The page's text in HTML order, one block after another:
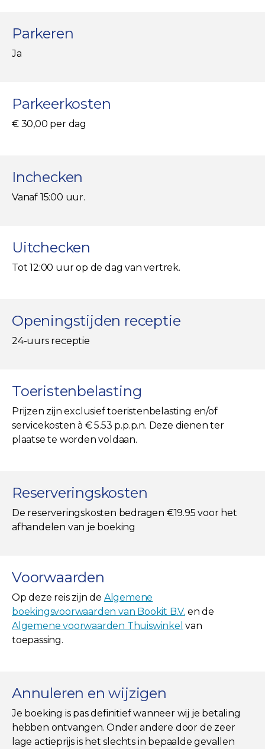
Parkeren
Ja
Parkeerkosten
€ 30,00 per dag
Inchecken
Vanaf 15:00 uur.
Uitchecken
Tot 12:00 uur op de dag van vertrek.
Openingstijden receptie
24-uurs receptie
Toeristenbelasting
Prijzen zijn exclusief toeristenbelasting en/of
servicekosten à € 5.53 p.p.p.n. Deze dienen ter
plaatse te worden voldaan.
Reserveringskosten
De reserveringskosten bedragen €19.95 voor het
afhandelen van je boeking
Voorwaarden
Op deze reis zijn de Algemene
boekingsvoorwaarden van Bookit B.V. en de
Algemene voorwaarden Thuiswinkel van
toepassing.
Annuleren en wijzigen
Je boeking is pas definitief wanneer wij je betaling
hebben ontvangen. Onder andere door de zeer
lage actieprijs is het slechts in bepaalde gevallen